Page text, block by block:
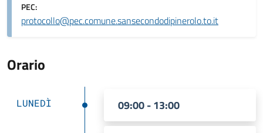
PEC:
protocollo@pec.comune.sansecondodipinerolo.to.it
Orario
LUNEDÌ 09:00 - 13:00